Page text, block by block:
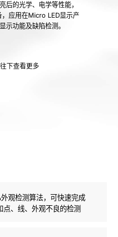
后的光学、电学等性能，
应用在Micro LED显示产
示功能及缺陷检测。
往下查看更多
观检测算法，可快速完成
点、线、外观不良的检测